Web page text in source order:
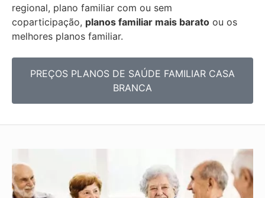
regional, plano familiar com ou sem
coparticipação, planos familiar mais barato ou os
melhores planos familiar.
PREÇOS PLANOS DE SAÚDE FAMILIAR CASA
BRANCA